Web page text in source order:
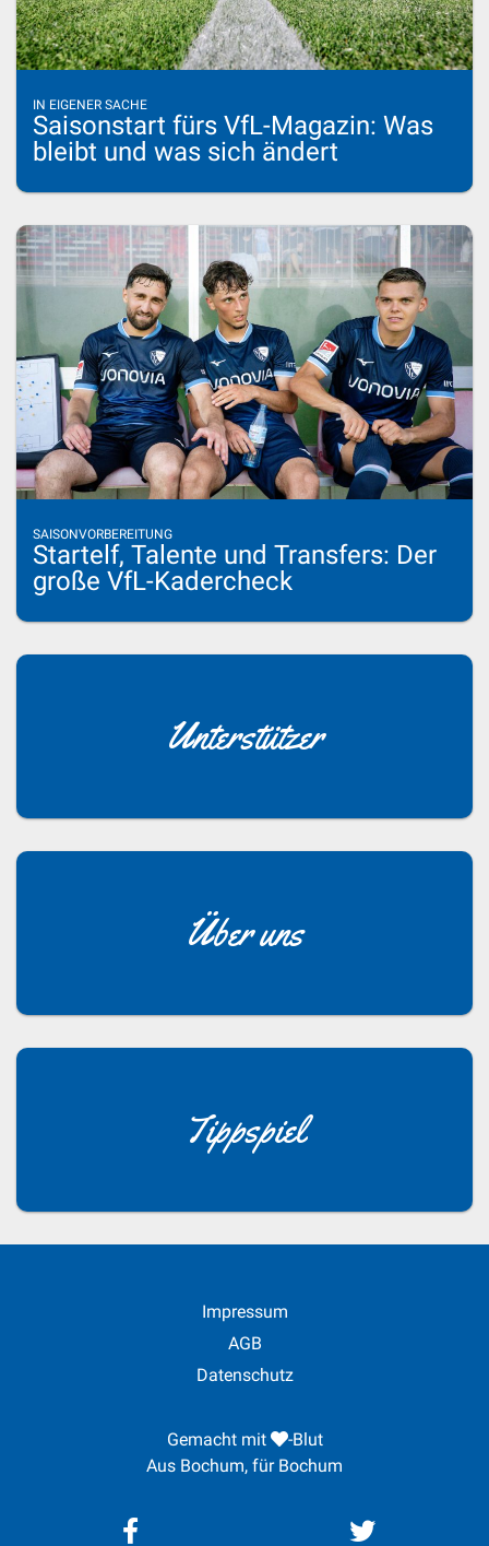
IN EIGENER SACHE
Saisonstart fürs VfL-Magazin: Was
bleibt und was sich ändert
SAISONVORBEREITUNG
Startelf, Talente und Transfers: Der
große VfL-Kadercheck
Unterstützer
Über uns
Tippspiel
Impressum
AGB
Datenschutz
Gemacht mit
-Blut
Aus Bochum, für Bochum